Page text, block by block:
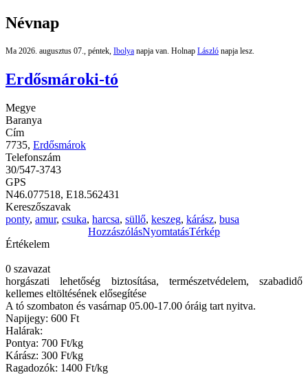
Névnap
Ma 2026. augusztus 07., péntek, Ibolya napja van. Holnap László napja lesz.
Erdősmároki-tó
Megye
Baranya
Cím
7735, Erdősmárok
Telefonszám
30/547-3743
GPS
N46.077518, E18.562431
Kereszőszavak
ponty, amur, csuka, harcsa, süllő, keszeg, kárász, busa
HozzászólásNyomtatásTérkép
Értékelem
0 szavazat
horgászati lehetőség biztosítása, természetvédelem, szabadidő
kellemes eltöltésének elősegítése
A tó szombaton és vasárnap 05.00-17.00 óráig tart nyitva.
Napijegy: 600 Ft
Halárak:
Pontya: 700 Ft/kg
Kárász: 300 Ft/kg
Ragadozók: 1400 Ft/kg